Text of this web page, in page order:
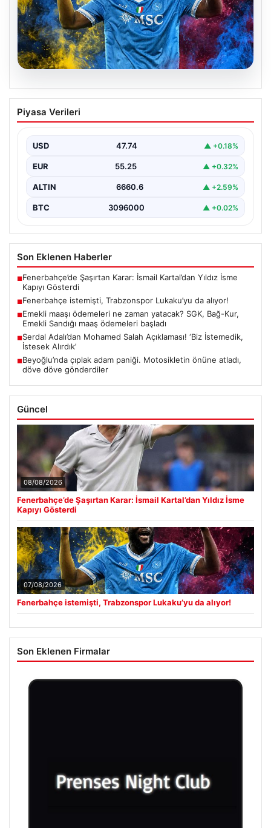
07.08.2026
Fenerbahçe istemişti, Trabzonspor
Lukaku’yu da alıyor!
Piyasa Verileri
USD 47.74 ▲ +0.18%
EUR 55.25 ▲ +0.32%
ALTIN 6660.6 ▲ +2.59%
BTC 3096000 ▲ +0.02%
Son Eklenen Haberler
■Fenerbahçe’de Şaşırtan Karar: İsmail Kartal’dan Yıldız İsme
Kapıyı Gösterdi
■Fenerbahçe istemişti, Trabzonspor Lukaku’yu da alıyor!
■Emekli maaşı ödemeleri ne zaman yatacak? SGK, Bağ-Kur,
Emekli Sandığı maaş ödemeleri başladı
■Serdal Adalı’dan Mohamed Salah Açıklaması! ‘Biz İstemedik,
İstesek Alırdık’
■Beyoğlu’nda çıplak adam paniği. Motosikletin önüne atladı,
döve döve gönderdiler
Güncel
08/08/2026
Fenerbahçe’de Şaşırtan Karar: İsmail Kartal’dan Yıldız İsme
Kapıyı Gösterdi
07/08/2026
Fenerbahçe istemişti, Trabzonspor Lukaku’yu da alıyor!
Son Eklenen Firmalar